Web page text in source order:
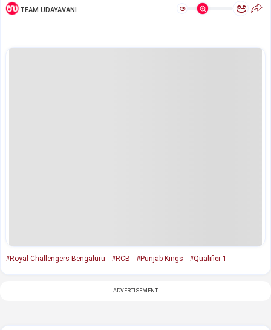
TEAM UDAYAVANI ಅ ಅ
#Royal Challengers Bengaluru #RCB #Punjab Kings #Qualifier 1
ADVERTISEMENT